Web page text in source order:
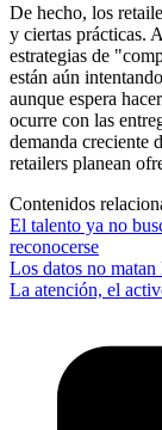
De hecho, los
y ciertas prácticas.
estrategias de
están aún
aunque espera
ocurre con las
demanda creciente
retailers planean
Contenidos
El talento ya no
reconocerse
Los datos no
La atención, el